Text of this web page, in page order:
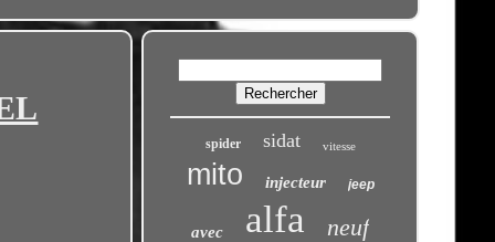
spider sidat vitesse
mito injecteur jeep
avec alfa neuf